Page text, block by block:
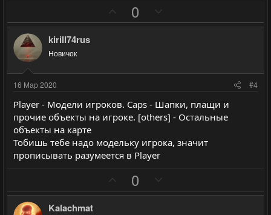
о
т
в
н
ы
й
г
о
о
0
е
т
в
н
ы
й
о
о
kirill74rus
Новичок
16 Мар 2020 #4
Player - Модели игроков. Caps - Шапки, плащи и
прочие объекты на игроке. [others] - Остальные
объекты на карте
Тобишь тебе надо модельку игрока, значит
прописывать разумеется в Player
о
0
е
Kalachmat